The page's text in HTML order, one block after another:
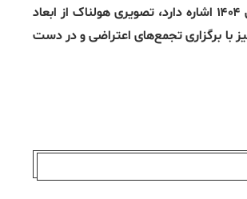
همزمان، گزارش اخیر سازمان ملل متحد که به ثبت ۸۷۱ مورد اعدام در شش‌ماهه نخست سال ۱۴۰۴ اشاره دارد، تصویری هولناک از ابعاد
با برگزاری تجمع‌های اعتراضی و در دست